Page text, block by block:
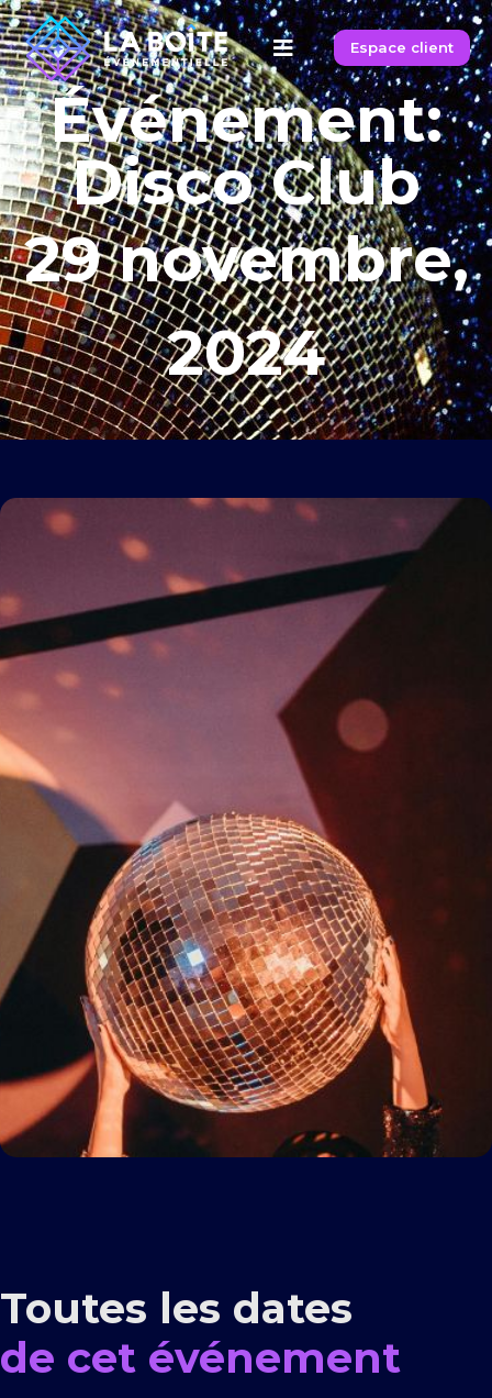
Espace client
Événement:
Disco Club
29 novembre,
2024
Toutes les dates
de cet événement